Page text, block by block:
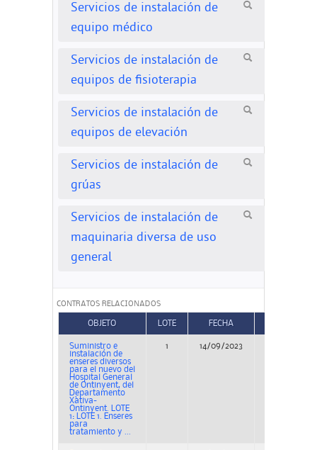
Servicios de instalación de
equipo médico
Servicios de instalación de
equipos de fisioterapia
Servicios de instalación de
equipos de elevación
Servicios de instalación de
grúas
Servicios de instalación de
maquinaria diversa de uso
general
CONTRATOS RELACIONADOS
OBJETO LOTE FECHA
Suministro e
instalación de
enseres diversos
para el nuevo del
Hospital General
de Ontinyent, del
Departamento
Xàtiva-
Ontinyent. LOTE
1: LOTE 1. Enseres
para
tratamiento y ...
1 14/09/2023